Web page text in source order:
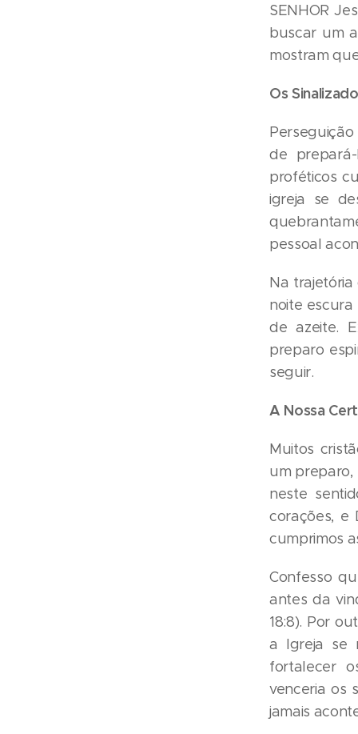
SENHOR
buscar um
mostram
Os
de
proféticos
igreja se
pessoal
Na trajetória
noite escura
de azeite.
preparo
seguir.
A Nossa
Muitos
um preparo,
neste
corações, e
cumprimos
Confesso
antes da
18:8). Por
a Igreja se
fortalecer
venceria os
jamais